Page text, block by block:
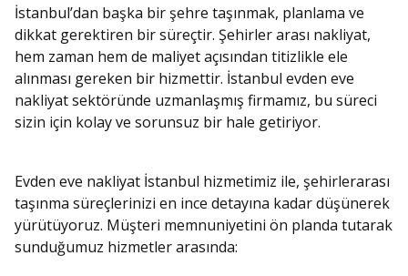
İstanbul’dan başka bir şehre taşınmak, planlama ve
dikkat gerektiren bir süreçtir. Şehirler arası nakliyat,
hem zaman hem de maliyet açısından titizlikle ele
alınması gereken bir hizmettir. İstanbul evden eve
nakliyat sektöründe uzmanlaşmış firmamız, bu süreci
sizin için kolay ve sorunsuz bir hale getiriyor.
Evden eve nakliyat İstanbul hizmetimiz ile, şehirlerarası
taşınma süreçlerinizi en ince detayına kadar düşünerek
yürütüyoruz. Müşteri memnuniyetini ön planda tutarak
sunduğumuz hizmetler arasında: